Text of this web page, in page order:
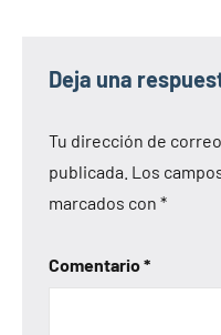
Deja una
Tu dirección de
publicada. Los
marcados con *
Comentario*